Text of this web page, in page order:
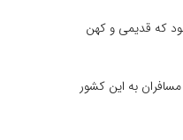
که قدیمی و کهن
به این کشور